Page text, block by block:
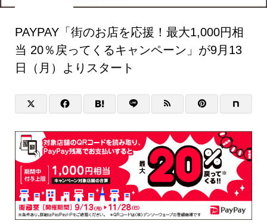
PAYPAY「街のお店を応援！最大1,000円相
当 20％戻ってくるキャンペーン」が9月13
日（月）よりスタート